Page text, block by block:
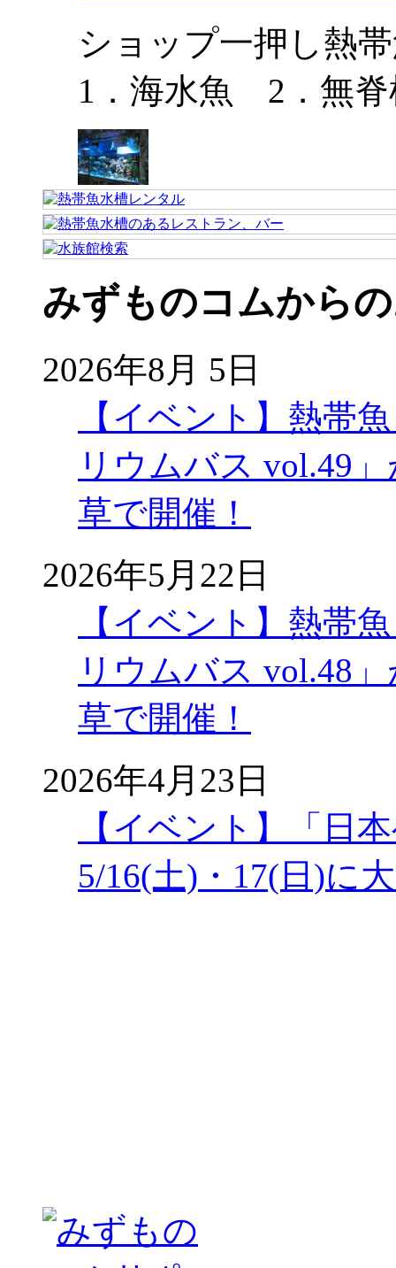
ショップ一押し熱
1．海水魚 2．無脊
みずものコムから
2026年8月 5日
【イベント】熱帯
リウムバス vol.49
草で開催！
2026年5月22日
【イベント】熱帯
リウムバス vol.48
草で開催！
2026年4月23日
【イベント】「日
5/16(土)・17(日)に